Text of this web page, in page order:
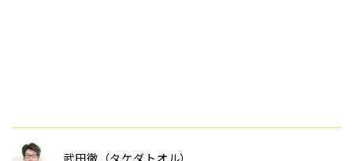
武田徹（タケダトオル）